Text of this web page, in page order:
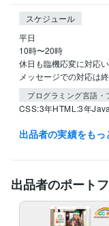
スケジュール
平日
10時〜20時
休日も臨機応変に対応い
プログラミング言語・
CSS:3年HTML:3年
ビジネス・クリエイ
Web制作・HP作成・
出品者の実績をもっ
出品者のポート